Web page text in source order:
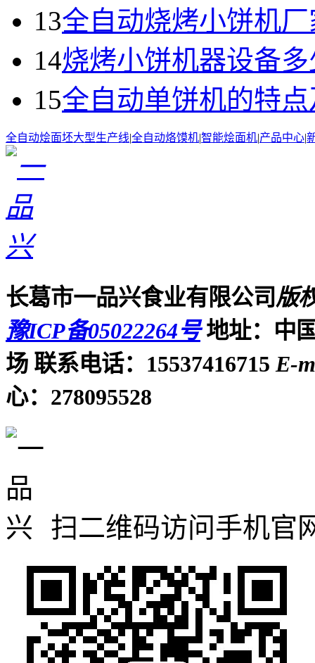
13全自动烧烤小饼机
14烧烤小饼机器设备
15全自动单饼机的特
全自动烩面坯大型生产线|全自动烙馍机|智能烩面机|产品中心|
长葛市一品兴食业有限公司版
豫ICP备05022264号 地址：中
场 联系电话：15537416715 E-
心：278095528
扫二维码访问手机官